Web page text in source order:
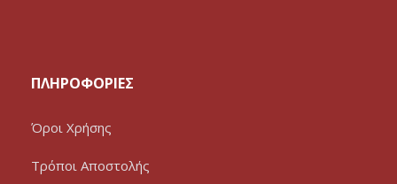
ΠΛΗΡΟΦΟΡΙΕΣ
Όροι Χρήσης
Τρόποι Αποστολής